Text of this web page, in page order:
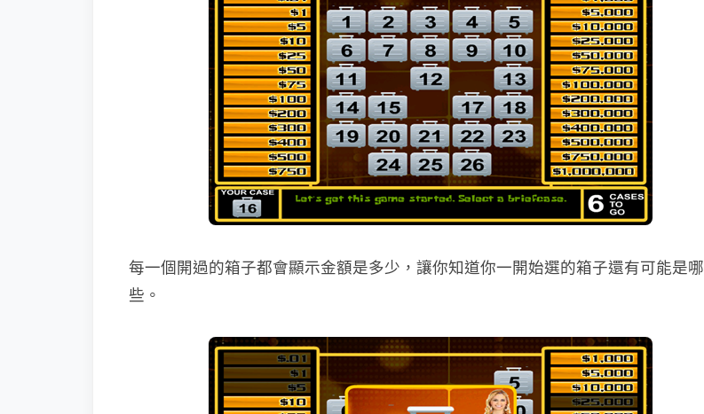
每一個開過的箱子都會顯示金額是多少，讓你知道你一開始選的箱子還有可能是哪
些。